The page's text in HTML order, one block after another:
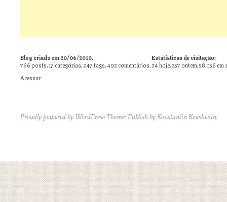
Blog criado em 20/06/2010.
766posts,17 categorias,247tags,492comentários.
Estatísticas de visitação:
24 hoje, 257 ontem, 58.056 em
Acessar
Proudly powered by WordPress Theme: Publish byKonstantin Kovshenin.